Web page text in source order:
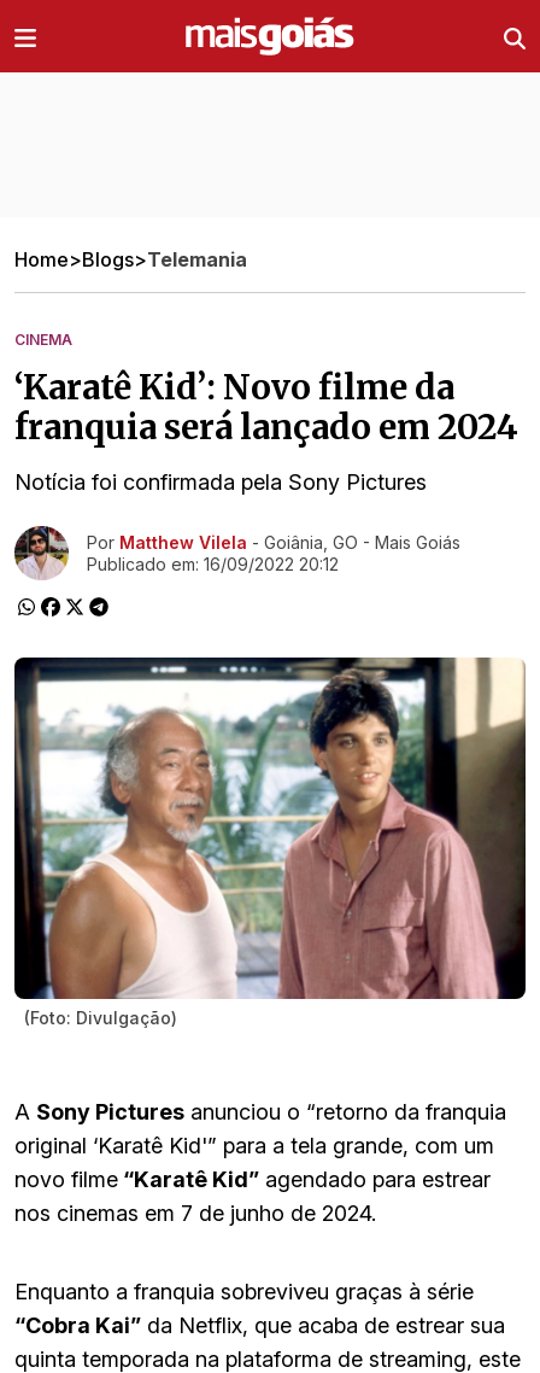
Home>Blogs>Telemania
CINEMA
‘Karatê Kid’: Novo filme da
franquia será lançado em 2024
Notícia foi confirmada pela Sony Pictures
Ir direto pra matéria
Por Matthew Vilela - Goiânia, GO - Mais Goiás
Publicado em: 16/09/2022 20:12
(Foto: Divulgação)
A Sony Pictures anunciou o “retorno da franquia
original ‘Karatê Kid'” para a tela grande, com um
novo filme “Karatê Kid” agendado para estrear
nos cinemas em 7 de junho de 2024.
Enquanto a franquia sobreviveu graças à série
“Cobra Kai” da Netflix, que acaba de estrear sua
quinta temporada na plataforma de streaming, este